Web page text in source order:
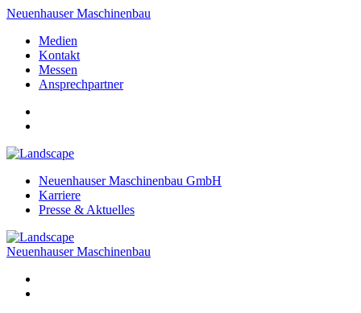
Neuenhauser Maschinenbau
Medien
Kontakt
Messen
Ansprechpartner
Neuenhauser Maschinenbau GmbH
Karriere
Presse & Aktuelles
Neuenhauser Maschinenbau